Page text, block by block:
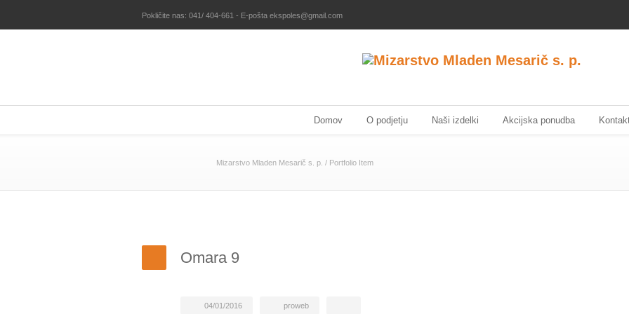
Pokličite nas: 041/ 404-661 - E-pošta ekspoles@gmail.com
Domov O podjetju Naši izdelki Akcijska ponudba
Mizarstvo Mladen Mesarič s. p. / Portfolio Item
Omara 9
04/01/2016 proweb